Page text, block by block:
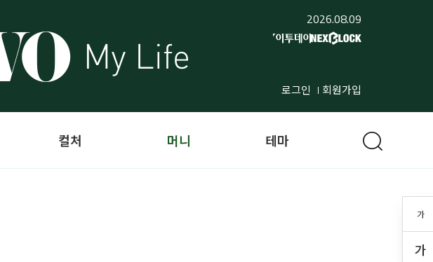
2026.08.09
로그인 회원가입
가
가
컬처 머니 테마